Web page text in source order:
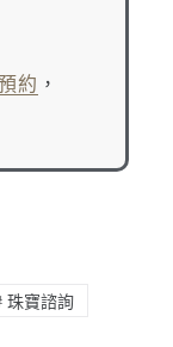
約 ，
珠寶諮詢